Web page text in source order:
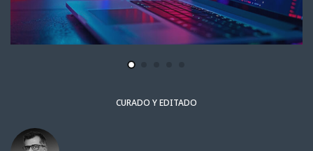
CURADO Y EDITADO